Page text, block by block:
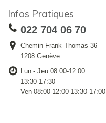
Infos Pratiques
022 704 06 70
Chemin Frank-Thomas 36
1208 Genève
Lun - Jeu 08:00-12:00
13:30-17:30
Ven 08:00-12:00 13:30-17:00